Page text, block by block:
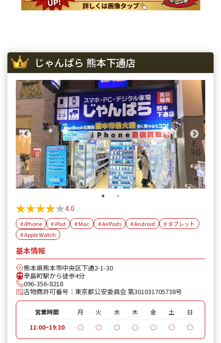
iPhone SE 3
iPhone 13 mini
iPhone 13 Pro
iPhone 13 Pro Max
iPhone 12 mini
iPhone 12 Pro
iPhone 12 Pro Max
iPhone 12
iPhone 11
iPhone 11 Pro
iPhone 11 Pro Max
iPhone XR
iPhone XS
iPhone XS Max
¥29,600
¥50,100
¥69,100
¥80,100
¥27,100
¥40,600
¥51,100
¥37,100
¥12,100
¥30,100
¥39,600
¥20,600
¥26,100
¥25,000
¥40,000
¥55,000
¥63,000
¥23,000
¥33,000
¥45,000
¥25,000
¥20,000
¥25,000
¥12,000
¥15,000
じゃんぱら 熊本下通店
★★★★★
★★★★★4.0
# iPhone # iPad # Mac # AirPods # Android
# タブレット
# Apple Watch
基本情報
熊本県熊本市中央区下通2-1-30
辛島町駅から徒歩4分
096-356-8218
古物商許可番号：東京都公安委員会 第301031705738号
営業時間 月 火 水 木 金 土
日
11:00~19:30
◯ ◯ ◯ ◯ ◯ ◯ ◯